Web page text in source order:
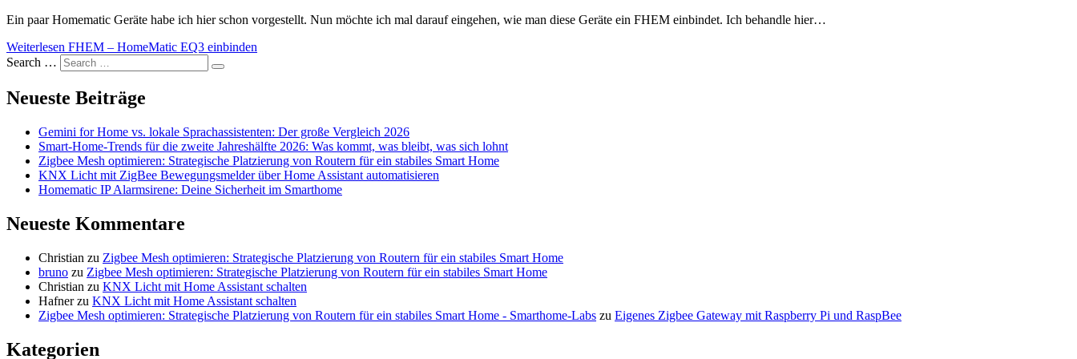
Ein paar Homematic Geräte habe ich hier schon vorgestellt. Nun möchte ich mal darauf eingehen, wie man diese Geräte ein FHEM einbindet. Ich behandle hier…
Weiterlesen FHEM – HomeMatic EQ3 einbinden
Search …
Neueste Beiträge
Gemini for Home vs. lokale Sprachassistenten: Der große Vergleich 2026
Smart-Home-Trends für die zweite Jahreshälfte 2026: Was kommt, was bleibt, was sich lohnt
Zigbee Mesh optimieren: Strategische Platzierung von Routern für ein stabiles Smart Home
KNX Licht mit ZigBee Bewegungsmelder über Home Assistant automatisieren
Homematic IP Alarmsirene: Deine Sicherheit im Smarthome
Neueste Kommentare
Christian zu Zigbee Mesh optimieren: Strategische Platzierung von Routern für ein stabiles Smart Home
bruno zu Zigbee Mesh optimieren: Strategische Platzierung von Routern für ein stabiles Smart Home
Christian zu KNX Licht mit Home Assistant schalten
Hafnerzu KNX Licht mit Home Assistant schalten
Zigbee Mesh optimieren: Strategische Platzierung von Routern für ein stabiles Smart Home - Smarthome-Labs zu Eigenes Zigbee Gateway mit Raspberry Pi und RaspBee
Kategorien